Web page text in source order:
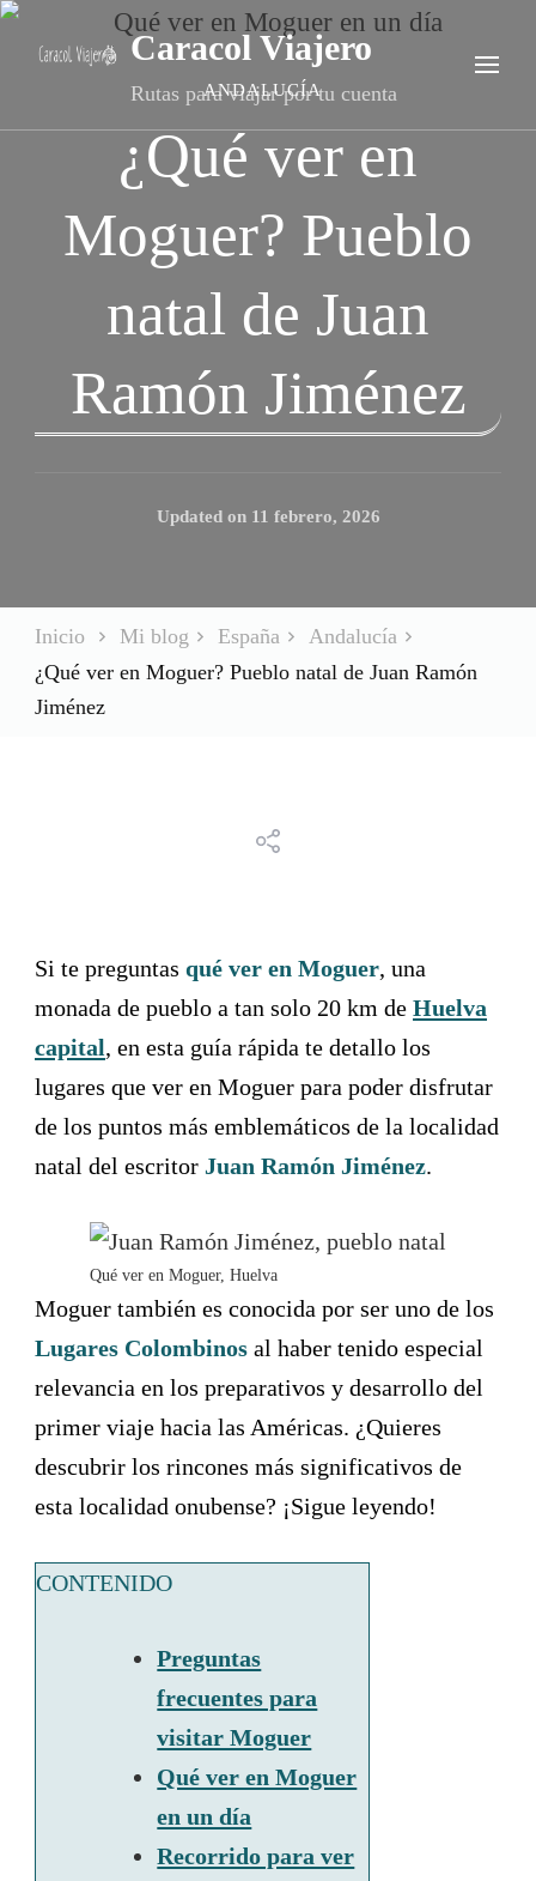
Caracol Viajero
Rutas para viajar por tu cuenta
ANDALUCÍA
¿Qué ver en
Moguer? Pueblo
natal de Juan
Ramón Jiménez
Updated on 11 febrero, 2026
Inicio Mi blog España
Andalucía
¿Qué ver en Moguer? Pueblo natal de Juan Ramón
Jiménez
Si te preguntas qué ver en Moguer, una
monada de pueblo a tan solo 20 km de Huelva
capital, en esta guía rápida te detallo los
lugares que ver en Moguer para poder disfrutar
de los puntos más emblemáticos de la localidad
natal del escritor Juan Ramón Jiménez.
Qué ver en Moguer, Huelva
Moguer también es conocida por ser uno de los
Lugares Colombinos al haber tenido especial
relevancia en los preparativos y desarrollo del
primer viaje hacia las Américas. ¿Quieres
descubrir los rincones más significativos de
esta localidad onubense? ¡Sigue leyendo!
CONTENIDO
Preguntas
frecuentes para
visitar Moguer
Qué ver en Moguer
en un día
Recorrido para ver